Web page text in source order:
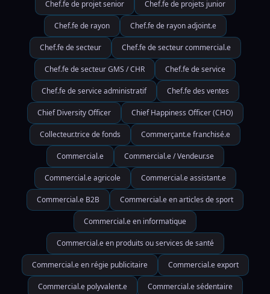
Chef.fe de projet senior Chef.fe de projets junior
Chef.fe de rayon Chef.fe de rayon adjoint.e
Chef.fe de secteur Chef.fe de secteur commercial.e
Chef.fe de secteur GMS / CHR Chef.fe de service
Chef.fe de service administratif Chef.fe des ventes
Chief Diversity Officer Chief Happiness Officer (CHO)
Collecteur.trice de fonds Commerçant.e franchisé.e
Commercial.e Commercial.e / Vendeur.se
Commercial.e agricole Commercial.e assistant.e
Commercial.e B2B Commercial.e en articles de sport
Commercial.e en informatique
Commercial.e en produits ou services de santé
Commercial.e en régie publicitaire Commercial.e export
Commercial.e polyvalent.e Commercial.e sédentaire